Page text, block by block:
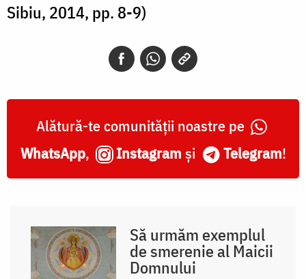
Sibiu, 2014, pp. 8-9)
Alătură-te comunității noastre pe
WhatsApp, Instagram și Telegram!
Să urmăm exemplul
de smerenie al Maicii
Domnului